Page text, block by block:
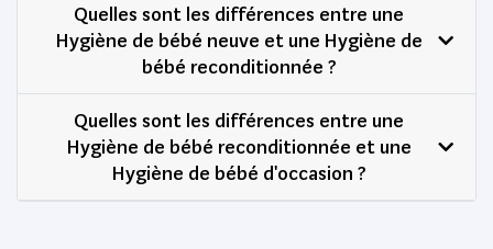
Quelles sont les différences entre une
Hygiène de bébé neuve et une Hygiène de
bébé reconditionnée ?
Quelles sont les différences entre une
Hygiène de bébé reconditionnée et une
Hygiène de bébé d'occasion ?